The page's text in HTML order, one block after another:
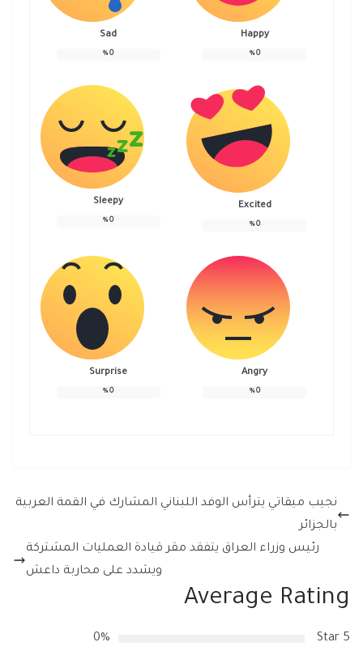
Happy
0
%
Sad
0
%
Excited
0
%
Sleepy
0
%
Angry
0
%
Surprise
0
%
نجيب ميقاتي يترأس الوفد اللبناني المشارك في القمة العربية
بالجزائر
رئيس وزراء العراق يتفقد مقر قيادة العمليات المشتركة
ويشدد على محاربة داعش
Average Rating
5 Star
0%